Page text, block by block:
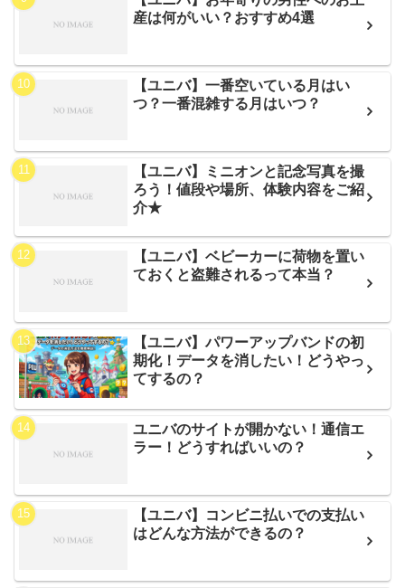
産は何がいい？おすすめ4選
【ユニバ】一番空いている月はい
つ？一番混雑する月はいつ？
【ユニバ】ミニオンと記念写真を撮
ろう！値段や場所、体験内容をご紹
介★
【ユニバ】ベビーカーに荷物を置い
ておくと盗難されるって本当？
【ユニバ】パワーアップバンドの初
期化！データを消したい！どうやっ
てするの？
ユニバのサイトが開かない！通信エ
ラー！どうすればいいの？
【ユニバ】コンビニ払いでの支払い
はどんな方法ができるの？